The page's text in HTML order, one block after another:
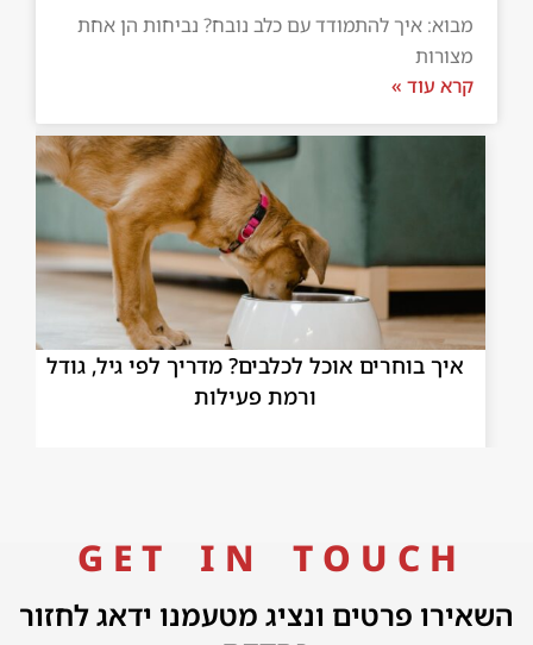
מבוא: איך להתמודד עם כלב נובח? נביחות הן אחת
מצורות
קרא עוד »
איך בוחרים אוכל לכלבים? מדריך לפי גיל, גודל
ורמת פעילות
G E T I N T O U C H
השאירו פרטים ונציג מטעמנו ידאג לחזור